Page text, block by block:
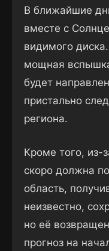
В ближайшие
вместе с
видимого
мощная
будет
пристально
региона.
Кроме того, из-
скоро должна
область,
неизвестно,
но её
прогноз на